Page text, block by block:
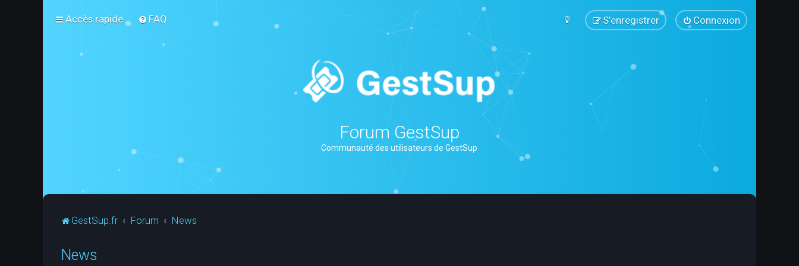
Accès rapide FAQ Connexion
S’enregistrer
Forum GestSup
Communauté des utilisateurs de GestSup
GestSup.fr Forum News
News